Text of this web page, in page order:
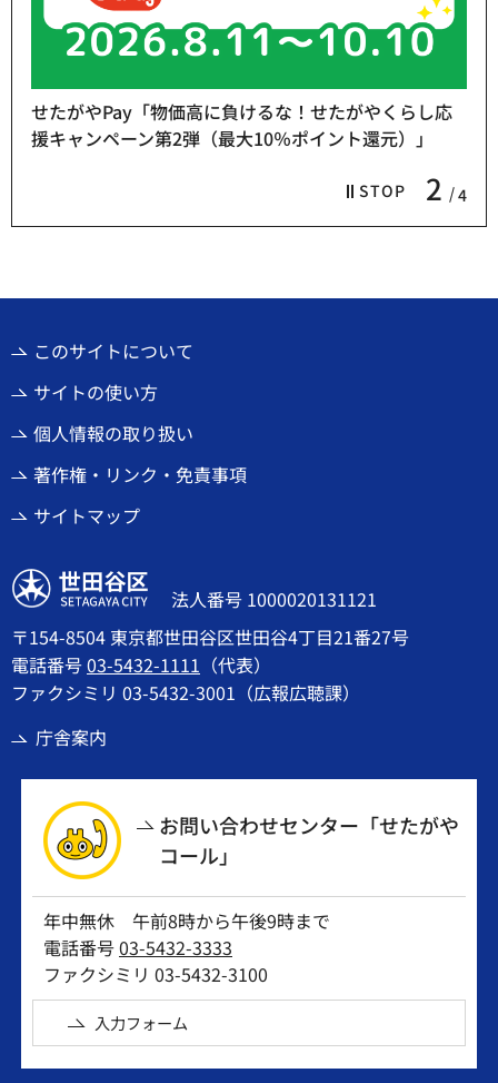
STOP 2 4
せたがやPay「物価高に負けるな！せたがやくらし応
援キャンペーン第2弾（最大10％ポイント還元）」
このサイトについて
サイトの使い方
個人情報の取り扱い
著作権・リンク・免責事項
サイトマップ
世田谷区
法人番号 1000020131121
〒154-8504 東京都世田谷区世田谷4丁目21番27号
電話番号03-5432-1111 （代表）
ファクシミリ 03-5432-3001（広報広聴課）
庁舎案内
お問い合わせセンター「せたがや
コール」
年中無休 午前8時から午後9時まで
電話番号03-5432-3333
ファクシミリ 03-5432-3100
入力フォーム